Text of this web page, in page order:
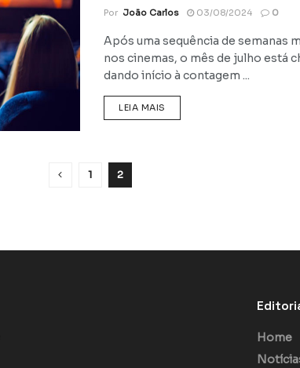
Por João Carlos 03/08/2024 0
Após uma sequência de semanas
nos cinemas, o mês de julho está
dando início à contagem ...
LEIA MAIS
1 2
Home